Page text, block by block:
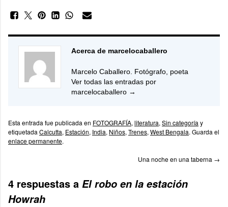
Acerca de marcelocaballero
Marcelo Caballero. Fotógrafo, poeta
Ver todas las entradas por
marcelocaballero →
Esta entrada fue publicada en FOTOGRAFÍA, literatura, Sin categoría y
etiquetada Calcutta, Estación, India, Niños, Trenes, West Bengala. Guarda el
enlace permanente.
Una noche en una taberna →
4 respuestas a El robo en la estación
Howrah